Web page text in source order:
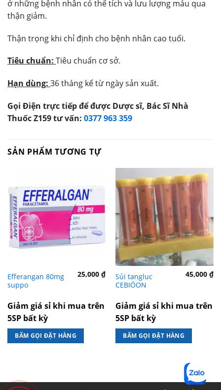
ở những bệnh nhân có thể tích và lưu lượng máu qua
thận giảm.
Thận trọng khi chỉ định cho bệnh nhân cao tuổi.
Tiêu chuẩn: Tiêu chuẩn cơ sở.
Hạn dùng: 36 tháng kể từ ngày sản xuất.
Gọi Điện trực tiếp để được Dược sĩ, Bác Sĩ Nhà
Thuốc Z159 tư vấn: 0377 963 359
SẢN PHẨM TƯƠNG TỰ
Efferangan 80mg
suppo
25,000₫
Giảm giá sỉ khi mua trên
5SP bất kỳ
BẤM GỌI ĐẶT HÀNG
Sủi tangluc
CEBIÓON
45,000₫
Giảm giá sỉ khi mua trên
5SP bất kỳ
BẤM GỌI ĐẶT HÀNG